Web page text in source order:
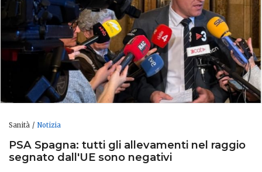
Sanità Notizia
PSA Spagna: tutti gli allevamenti nel raggio
segnato dall'UE sono negativi